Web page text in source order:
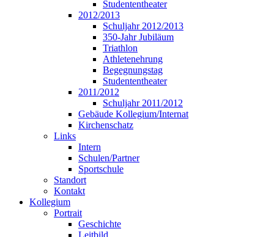
Studententheater
2012/2013
Schuljahr 2012/2013
350-Jahr Jubiläum
Triathlon
Athletenehrung
Begegnungstag
Studententheater
2011/2012
Schuljahr 2011/2012
Gebäude Kollegium/Internat
Kirchenschatz
Links
Intern
Schulen/Partner
Sportschule
Standort
Kontakt
Kollegium
Portrait
Geschichte
Leitbild